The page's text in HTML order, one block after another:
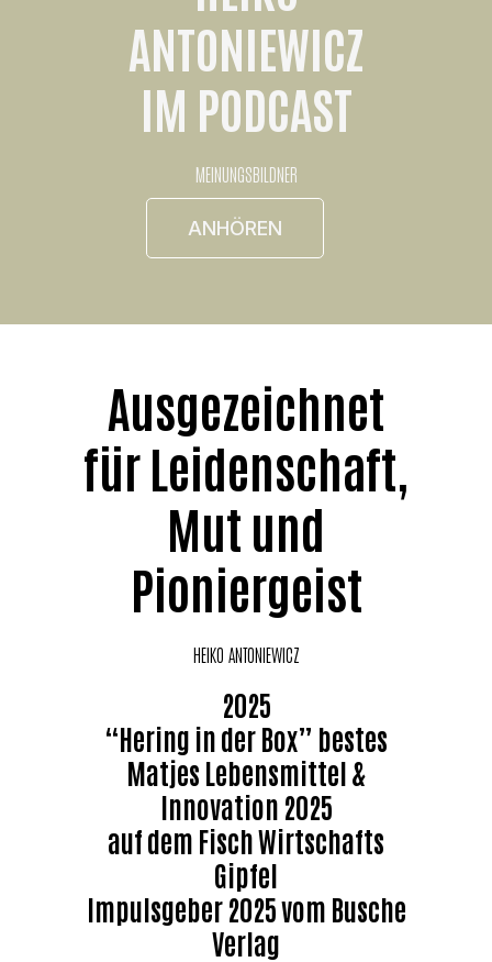
ANTONIEWICZ
IM PODCAST
MEINUNGSBILDNER
ANHÖREN
Ausgezeichnet
für Leidenschaft,
Mut und
Pioniergeist
HEIKO ANTONIEWICZ
2025
“Hering in der Box” bestes
Matjes Lebensmittel &
Innovation 2025
auf dem Fisch Wirtschafts
Gipfel
Impulsgeber 2025 vom Busche
Verlag